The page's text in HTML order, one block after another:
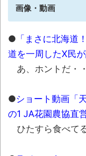
画像・動画
● 「まさに北海道
道を一周したX民
あ、ホントだ・
●ショート動画「
の1 JA花園農協直
ひたすら食べて